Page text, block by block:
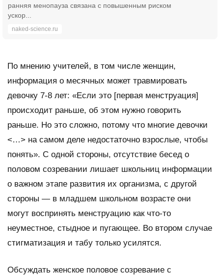
ранняя менопауза связана с повышенным риском
ускор...
naked-science.ru
По мнению учителей, в том числе женщин,
информация о месячных может травмировать
девочку 7-8 лет: «Если это [первая менструация]
происходит раньше, об этом нужно говорить
раньше. Но это сложно, потому что многие девочки
<…> на самом деле недостаточно взрослые, чтобы
понять». С одной стороны, отсутствие бесед о
половом созревании лишает школьниц информации
о важном этапе развития их организма, с другой
стороны — в младшем школьном возрасте они
могут воспринять менструацию как что-то
неуместное, стыдное и пугающее. Во втором случае
стигматизация и табу только усилятся.
Обсуждать женское половое созревание с